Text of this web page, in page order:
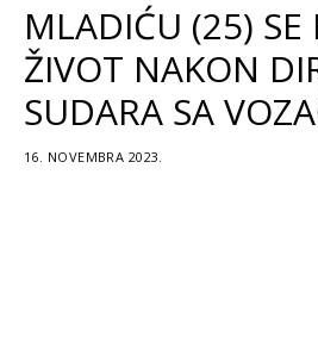
MLADIĆU (25) SE
ŽIVOT NAKON
SUDARA SA
16. NOVEMBRA 2023.